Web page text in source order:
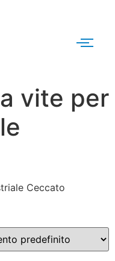
vite per
Ceccato